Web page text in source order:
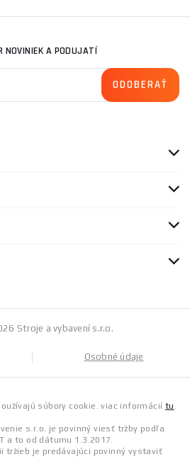
NOVINIEK A PODUJATÍ
Stroje a vybavení s.r.o.
Osobné údaje
súbory cookie. viac informácií tu .
s.r.o. je povinný viesť tržby podľa
a to od dátumu 1.3.2017.
tržieb je predávajúci povinný vystaviť